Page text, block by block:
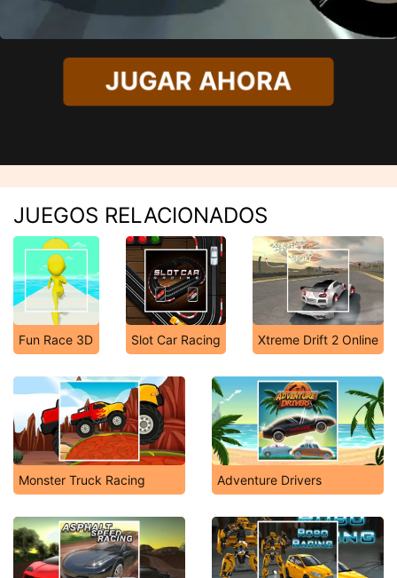
JUGAR AHORA
JUEGOS RELACIONADOS
Fun Race 3D Slot Car Racing Xtreme Drift 2 Online
Monster Truck Racing Adventure Drivers